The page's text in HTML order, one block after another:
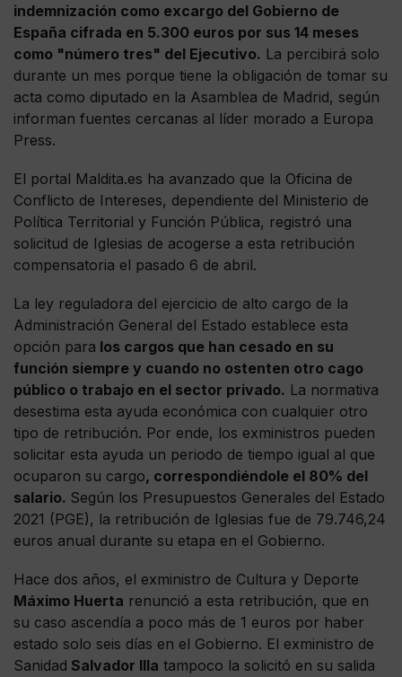
indemnización como excargo del Gobierno de
España cifrada en 5.300 euros por sus 14 meses
como "número tres" del Ejecutivo. La percibirá solo
durante un mes porque tiene la obligación de tomar su
acta como diputado en la Asamblea de Madrid, según
informan fuentes cercanas al líder morado a Europa
Press.
El portal Maldita.es ha avanzado que la Oficina de
Conflicto de Intereses, dependiente del Ministerio de
Política Territorial y Función Pública, registró una
solicitud de Iglesias de acogerse a esta retribución
compensatoria el pasado 6 de abril.
La ley reguladora del ejercicio de alto cargo de la
Administración General del Estado establece esta
opción para los cargos que han cesado en su
función siempre y cuando no ostenten otro cago
público o trabajo en el sector privado. La normativa
desestima esta ayuda económica con cualquier otro
tipo de retribución. Por ende, los exministros pueden
solicitar esta ayuda un periodo de tiempo igual al que
ocuparon su cargo, correspondiéndole el 80% del
salario. Según los Presupuestos Generales del Estado
2021 (PGE), la retribución de Iglesias fue de 79.746,24
euros anual durante su etapa en el Gobierno.
Hace dos años, el exministro de Cultura y Deporte
Máximo Huerta renunció a esta retribución, que en
su caso ascendía a poco más de 1 euros por haber
estado solo seis días en el Gobierno. El exministro de
Sanidad Salvador Illa tampoco la solicitó en su salida